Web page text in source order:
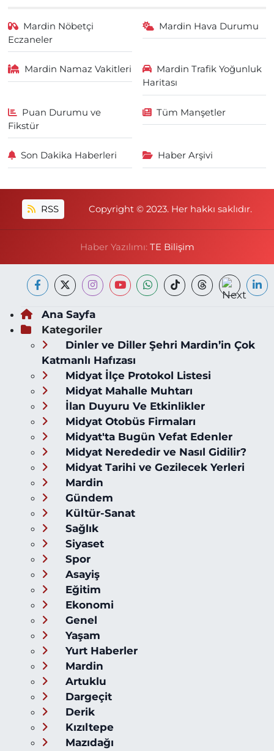
Mardin Nöbetçi
Eczaneler
Mardin Hava Durumu
Mardin Namaz Vakitleri
Mardin Trafik Yoğunluk
Haritası
Puan Durumu ve
Fikstür
Tüm Manşetler
Son Dakika Haberleri Haber Arşivi
RSS Copyright © 2023. Her hakkı saklıdır.
Haber Yazılımı: TE Bilişim
Ana Sayfa
Kategoriler
Dinler ve Diller Şehri Mardin’in Çok
Katmanlı Hafızası
Midyat İlçe Protokol Listesi
Midyat Mahalle Muhtarı
İlan Duyuru Ve Etkinlikler
Midyat Otobüs Firmaları
Midyat'ta Bugün Vefat Edenler
Midyat Nerededir ve Nasıl Gidilir?
Midyat Tarihi ve Gezilecek Yerleri
Mardin
Gündem
Kültür-Sanat
Sağlık
Siyaset
Spor
Asayiş
Eğitim
Ekonomi
Genel
Yaşam
Yurt Haberler
Mardin
Artuklu
Dargeçit
Derik
Kızıltepe
Mazıdağı